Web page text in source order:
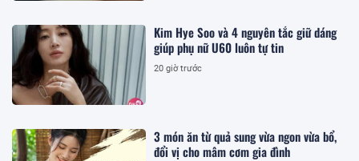
Kim Hye Soo và 4 nguyên tắc giữ dáng
giúp phụ nữ U60 luôn tự tin
20 giờ trước
3 món ăn từ quả sung vừa ngon vừa bổ,
đổi vị cho mâm cơm gia đình